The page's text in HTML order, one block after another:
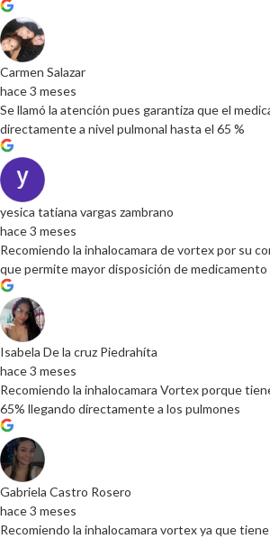
Carmen Salazar
hace 3 meses
Se llamó la atención pues garantiza que el
directamente a nivel pulmonal hasta el 65 %
yesica tatiana vargas zambrano
hace 3 meses
Recomiendo la inhalocamara de vortex por su
que permite mayor disposición de medicamento
Isabela De la cruz Piedrahíta
hace 3 meses
Recomiendo la inhalocamara Vortex porque
65% llegando directamente a los pulmones
Gabriela Castro Rosero
hace 3 meses
Recomiendo la inhalocamara vortex ya que